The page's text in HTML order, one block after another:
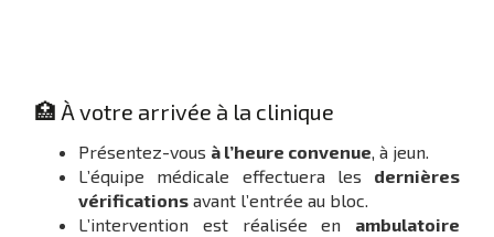
🏥 À votre arrivée à la clinique
Présentez-vous à l’heure convenue, à jeun.
L’équipe médicale effectuera les dernières
vérifications avant l’entrée au bloc.
L’intervention est réalisée en ambulatoire